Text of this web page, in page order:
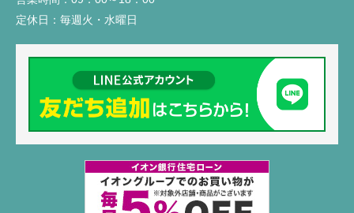
定休日： 毎週火・水曜日